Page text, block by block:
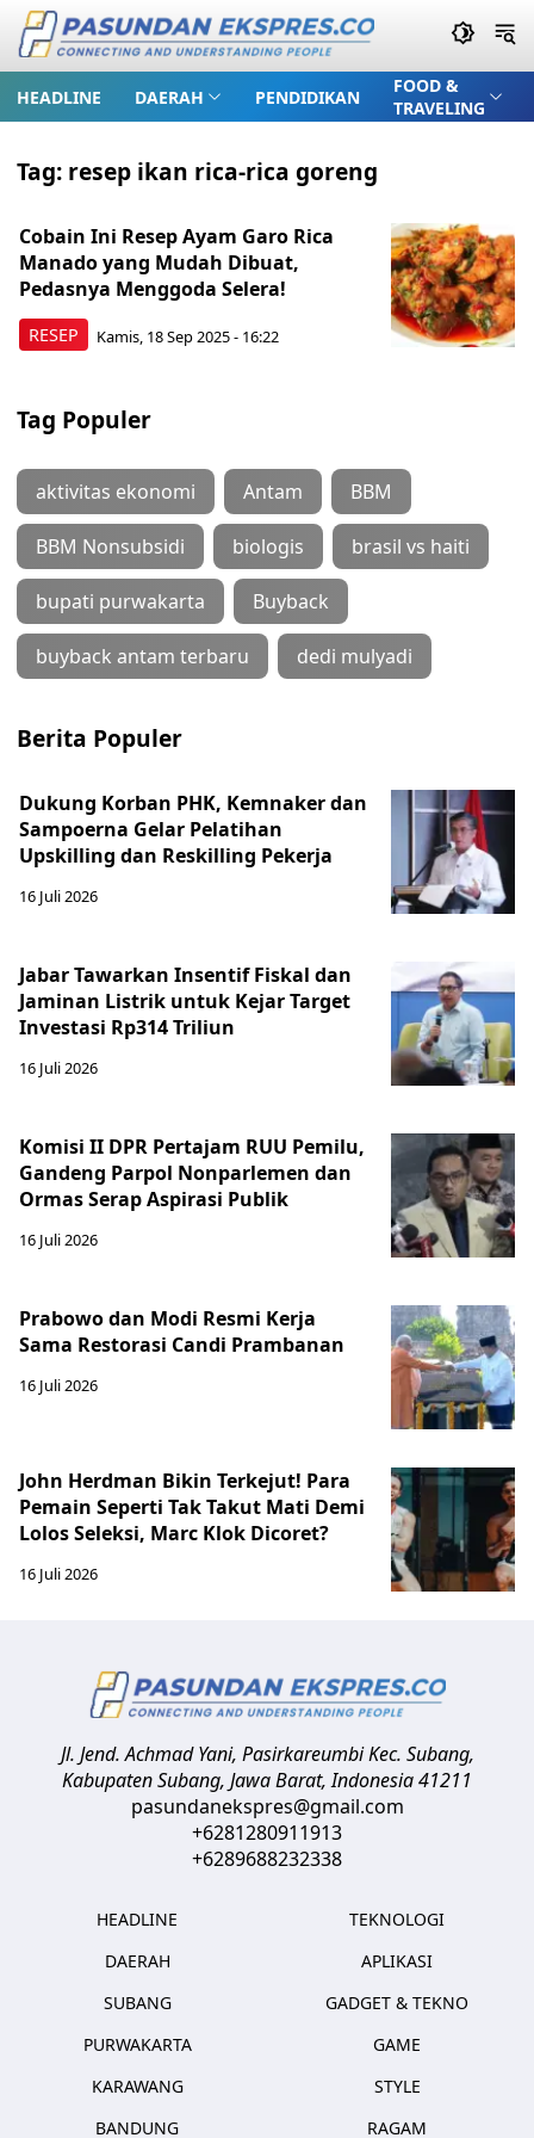
HEADLINE DAERAH PENDIDIKAN
FOOD &
TRAVELING
Tag: resep ikan rica-rica goreng
RESEP
Cobain Ini Resep Ayam Garo Rica
Manado yang Mudah Dibuat,
Pedasnya Menggoda Selera!
Kamis, 18 Sep 2025 - 16:22
Tag Populer
aktivitas ekonomi Antam BBM
BBM Nonsubsidi biologis brasil vs haiti
bupati purwakarta Buyback
buyback antam terbaru dedi mulyadi
Berita Populer
Dukung Korban PHK, Kemnaker dan
Sampoerna Gelar Pelatihan
Upskilling dan Reskilling Pekerja
16 Juli 2026
Jabar Tawarkan Insentif Fiskal dan
Jaminan Listrik untuk Kejar Target
Investasi Rp314 Triliun
16 Juli 2026
Komisi II DPR Pertajam RUU Pemilu,
Gandeng Parpol Nonparlemen dan
Ormas Serap Aspirasi Publik
16 Juli 2026
Prabowo dan Modi Resmi Kerja
Sama Restorasi Candi Prambanan
16 Juli 2026
John Herdman Bikin Terkejut! Para
Pemain Seperti Tak Takut Mati Demi
Lolos Seleksi, Marc Klok Dicoret?
16 Juli 2026
Jl. Jend. Achmad Yani, Pasirkareumbi Kec. Subang,
Kabupaten Subang, Jawa Barat,Indonesia41211
pasundanekspres@gmail.com
+6281280911913
+6289688232338
HEADLINE
DAERAH
SUBANG
PURWAKARTA
KARAWANG
BANDUNG
TEKNOLOGI
APLIKASI
GADGET & TEKNO
GAME
STYLE
RAGAM